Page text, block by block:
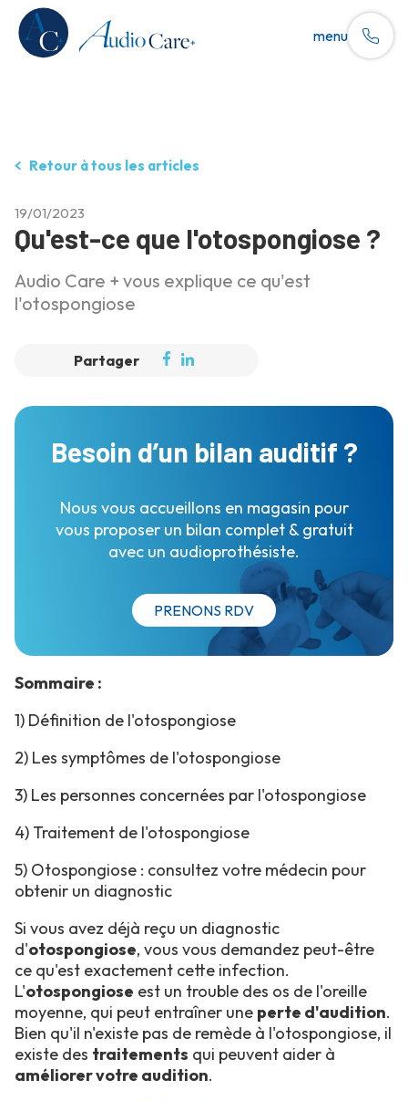
menu
Retour à tous les articles
19/01/2023
Qu'est-ce que l'otospongiose ?
Audio Care + vous explique ce qu'est
l'otospongiose
Partager
Besoin d’un bilan auditif ?
Nous vous accueillons en magasin pour
vous proposer un bilan complet & gratuit
avec un audioprothésiste.
PRENONS RDV
Sommaire :
1) Définition de l'otospongiose
2) Les symptômes de l'otospongiose
3) Les personnes concernées par l'otospongiose
4) Traitement de l'otospongiose
5) Otospongiose : consultez votre médecin pour
obtenir un diagnostic
Si vous avez déjà reçu un diagnostic
d'otospongiose, vous vous demandez peut-être
ce qu'est exactement cette infection.
L'otospongiose est un trouble des os de l'oreille
moyenne, qui peut entraîner une perte d'audition.
Bien qu'il n'existe pas de remède à l'otospongiose, il
existe des traitements qui peuvent aider à
améliorer votre audition.